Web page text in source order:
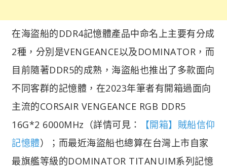
在海盜船的DDR4記憶體產品中命名上主要有分成
2種，分別是VENGEANCE以及DOMINATOR，而
目前隨著DDR5的成熟，海盜船也推出了多款面向
不同客群的記憶體，在2023年筆者有開箱過面向
主流的CORSAIR VENGEANCE RGB DDR5
16G*2 6000MHz（詳情可見：
【開箱】賊船信仰
記憶體）；而最近海盜船也總算在台灣上市自家
最旗艦等級的DOMINATOR TITANUIM系列記憶